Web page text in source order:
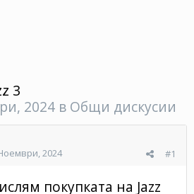
3
2024 в Общи дискусии
#1
2024
покупката на Jazz